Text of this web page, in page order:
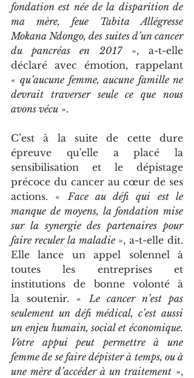
fondation est née de la disparition de
ma mère, feue Tabita Allégresse
Mokana Ndongo, des suites d’un cancer
du pancréas en 2017 », a-t-elle
déclaré avec émotion, rappelant
« qu’aucune femme, aucune famille ne
devrait traverser seule ce que nous
avons vécu ».
C’est à la suite de cette dure
épreuve qu'elle a placé la
sensibilisation et le dépistage
précoce du cancer au cœur de ses
actions. « Face au défi qui est le
manque de moyens, la fondation mise
sur la synergie des partenaires pour
faire reculer la maladie », a-t-elle dit.
Elle lance un appel solennel à
toutes les entreprises et
institutions de bonne volonté à
la soutenir. « Le cancer n’est pas
seulement un défi médical, c’est aussi
un enjeu humain, social et économique.
Votre appui peut permettre à une
femme de se faire dépister à temps, ou à
une mère d’accéder à un traitement »,